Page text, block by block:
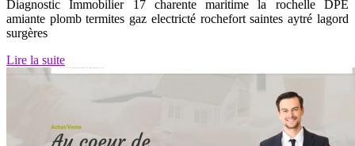
Diagnostic Immobilier 17 charente maritime la rochelle DPE
amiante plomb termites gaz electricté rochefort saintes aytré lagord
surgères
Lire la suite